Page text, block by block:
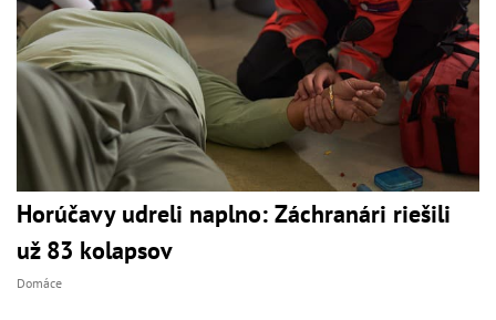
Horúčavy udreli naplno: Záchranári riešili
už 83 kolapsov
Domáce